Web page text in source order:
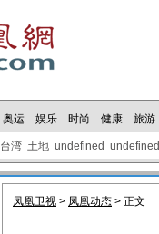
奥运 娱乐 时尚 健康 旅游
台湾 土地 undefined undefined
凤凰卫视 > 凤凰动态 > 正文